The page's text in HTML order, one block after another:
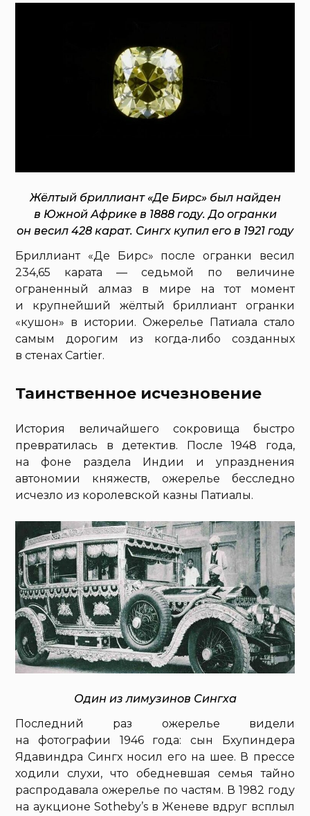
Жёлтый бриллиант «Де Бирс» был найден
в Южной Африке в 1888 году. До огранки
он весил 428 карат. Сингх купил его в 1921 году
Бриллиант «Де Бирс» после огранки весил
234,65 карата — седьмой по величине
ограненный алмаз в мире на тот момент
и крупнейший жёлтый бриллиант огранки
«кушон» в истории. Ожерелье Патиала стало
самым дорогим из когда-либо созданных
в стенах Cartier.
Таинственное исчезновение
История величайшего сокровища быстро
превратилась в детектив. После 1948 года,
на фоне раздела Индии и упразднения
автономии княжеств, ожерелье бесследно
исчезло из королевской казны Патиалы.
Один из лимузинов Сингха
Последний раз ожерелье видели
на фотографии 1946 года: сын Бхупиндера
Ядавиндра Сингх носил его на шее. В прессе
ходили слухи, что обедневшая семья тайно
распродавала ожерелье по частям. В 1982 году
на аукционе Sotheby’s в Женеве вдруг всплыл